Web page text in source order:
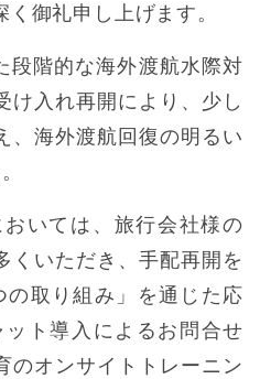
御礼申し上げます。
段階的な海外渡航水際対
け入れ再開により、少し
、海外渡航回復の明るい
いては、旅行会社様の
くいただき、手配再開を
取り組み」を通じた応
ト導入によるお問合せ
のオンサイトトレーニン